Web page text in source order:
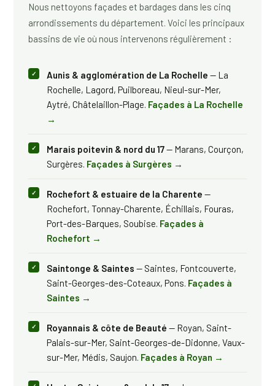
Nous nettoyons façades et bardages dans les cinq
arrondissements du département. Voici les principaux
bassins de vie où nous intervenons régulièrement :
Aunis & agglomération de La Rochelle — La
Rochelle, Lagord, Puilboreau, Nieul-sur-Mer,
Aytré, Châtelaillon-Plage. Façades à La Rochelle
→
Marais poitevin & nord du 17— Marans, Courçon,
Surgères. Façades à Surgères →
Rochefort & estuaire de la Charente —
Rochefort, Tonnay-Charente, Échillais, Fouras,
Port-des-Barques, Soubise. Façades à
Rochefort →
Saintonge & Saintes — Saintes, Fontcouverte,
Saint-Georges-des-Coteaux, Pons. Façades à
Saintes →
Royannais & côte de Beauté — Royan, Saint-
Palais-sur-Mer, Saint-Georges-de-Didonne, Vaux-
sur-Mer, Médis, Saujon. Façades à Royan →